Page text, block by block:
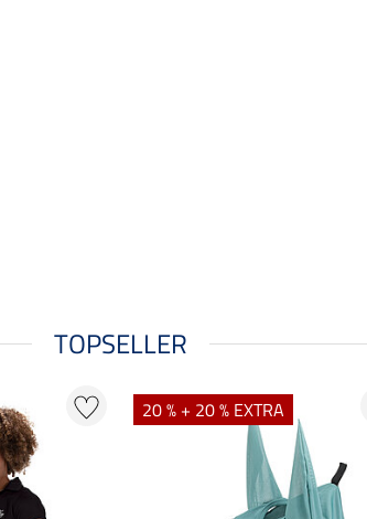
TOPSELLER
20 % + 20 % EXTRA